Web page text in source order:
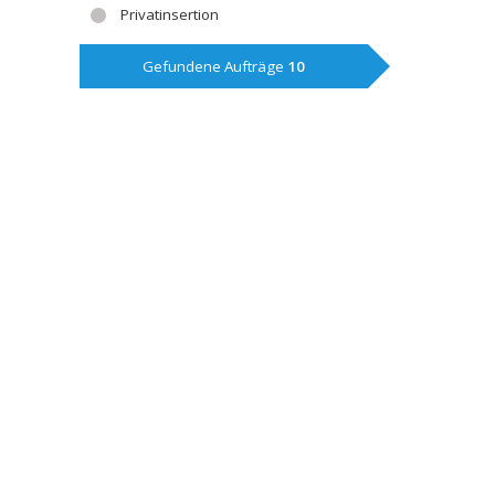
Privatinsertion
Gefundene Aufträge 10